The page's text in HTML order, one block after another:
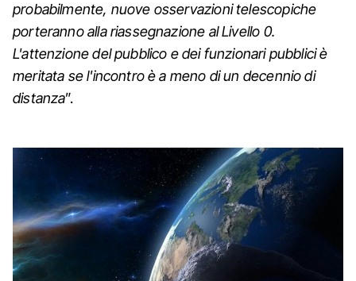
probabilmente, nuove osservazioni telescopiche
porteranno alla riassegnazione al Livello 0.
L'attenzione del pubblico e dei funzionari pubblici è
meritata se l'incontro è a meno di un decennio di
distanza”.